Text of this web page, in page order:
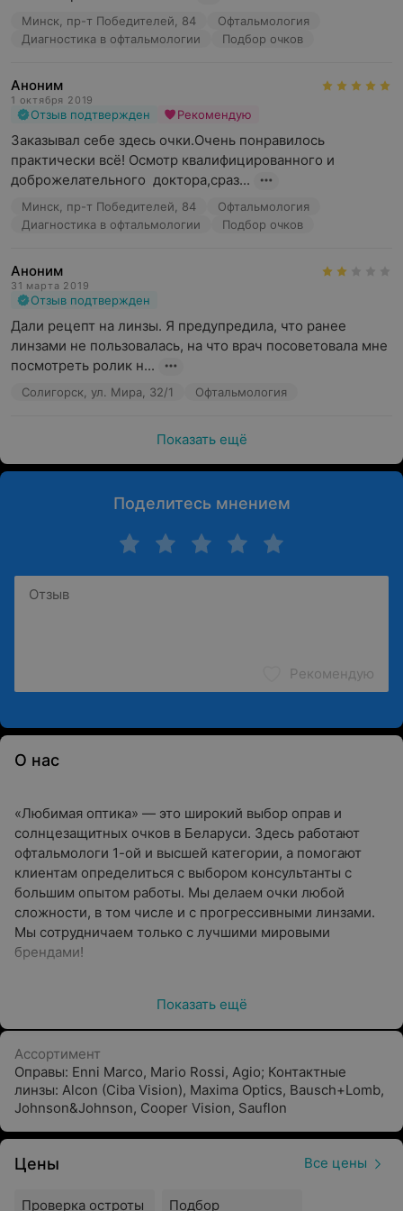
Минск, пр-т Победителей, 84
Офтальмология
Диагностика в офтальмологии
Подбор очков
Аноним
1 октября 2019
Отзыв подтвержден Рекомендую
Заказывал себе здесь очки.Очень понравилось
практически всё! Осмотр квалифицированного и
доброжелательного  доктора,сраз...
Минск, пр-т Победителей, 84
Офтальмология
Диагностика в офтальмологии
Подбор очков
Аноним
31 марта 2019
Отзыв подтвержден
Дали рецепт на линзы. Я предупредила, что ранее
линзами не пользовалась, на что врач посоветовала мне
посмотреть ролик н...
Солигорск, ул. Мира, 32/1 Офтальмология
Показать ещё
Поделитесь мнением
Рекомендую
О нас
«Любимая оптика» — это широкий выбор оправ и
солнцезащитных очков в Беларуси. Здесь работают
офтальмологи 1-ой и высшей категории, а помогают
клиентам определиться с выбором консультанты с
большим опытом работы. Мы делаем очки любой
сложности, в том числе и с прогрессивными линзами.
Мы сотрудничаем только с лучшими мировыми
брендами!
как Agio, Mario Rossi, Enni Marco, Ray Ban, Versace, D&G,
Prada, R. Loren, Vogue, G.F.Ferre и др. Очковые линзы
поставляются из Франции, Кореи и Японии.
В «Любимой оптике» вы можете приобрести как
готовые очки, так и просто оправы. У нас хороший
самыми ходовыми товарами являются солнцезащитные
Показать ещё
Ассортимент
Оправы: Enni Marco, Mario Rossi, Agio; Контактные
линзы: Alcon (Ciba Vision), Maxima Optics, Bausch+Lomb,
Johnson&Johnson, Cooper Vision, Sauflon
Цены Все цены
Проверка остроты
Подбор